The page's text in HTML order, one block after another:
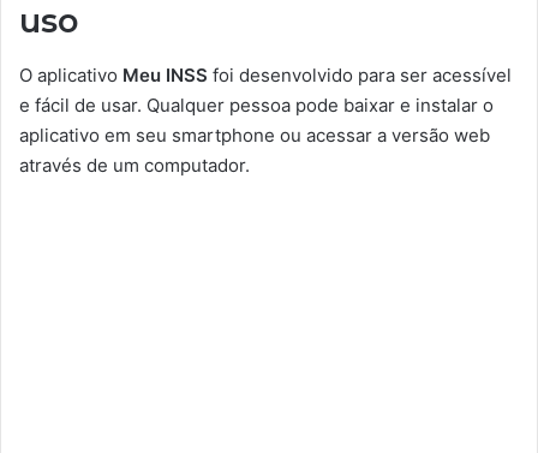
uso
O aplicativo Meu INSS foi desenvolvido para ser acessível
e fácil de usar. Qualquer pessoa pode baixar e instalar o
aplicativo em seu smartphone ou acessar a versão web
através de um computador.